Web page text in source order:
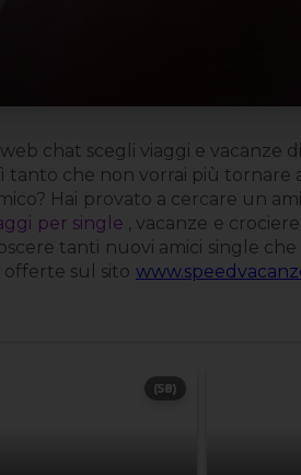
chat scegli viaggi e vacanze
che non vorrai più tornare a
Hai provato a cercare un
per single , vacanze e
tanti nuovi amici single
sul sito
(58)